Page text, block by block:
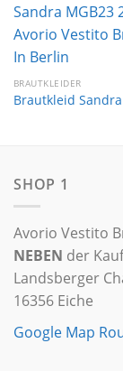
BRAUTKLEIDER
Brautkleid Sandra
SHOP 1
Avorio Vestito
NEBEN der
Landsberger
16356 Eiche
Google Map